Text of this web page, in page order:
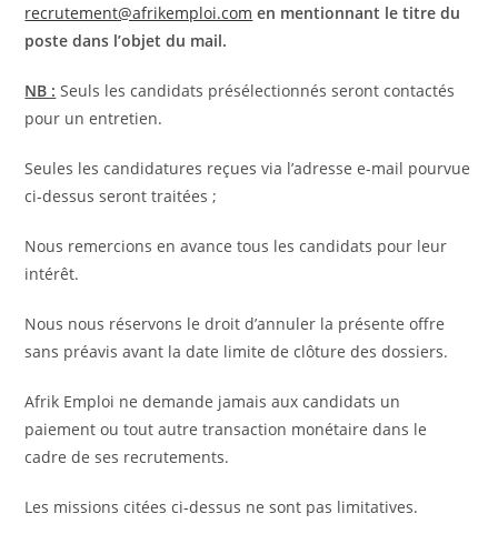
recrutement@afrikemploi.com en mentionnant le titre du
poste dans l’objet du mail.
NB : Seuls les candidats présélectionnés seront contactés
pour un entretien.
Seules les candidatures reçues via l’adresse e-mail pourvue
ci-dessus seront traitées ;
Nous remercions en avance tous les candidats pour leur
intérêt.
Nous nous réservons le droit d’annuler la présente offre
sans préavis avant la date limite de clôture des dossiers.
Afrik Emploi ne demande jamais aux candidats un
paiement ou tout autre transaction monétaire dans le
cadre de ses recrutements.
Les missions citées ci-dessus ne sont pas limitatives.